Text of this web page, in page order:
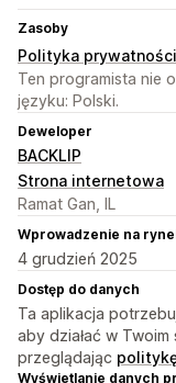
Zasoby
Polityka prywatności
Ten programista nie
języku: Polski.
Deweloper
BACKLIP
Strona internetowa
Ramat Gan, IL
Wprowadzenie na
4 grudzień 2025
Dostęp do danych
Ta aplikacja
aby działać w
przeglądając
Wyświetlanie danych